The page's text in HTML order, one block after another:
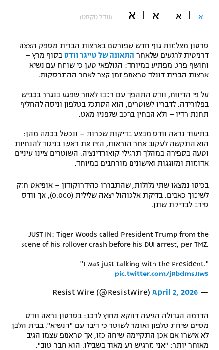
"מחצית בשכונה" – פודקאסט
משתתפים וזוכים בפרסים
תקנון משתתפים וזוכים בפרסים
תקנון עבור פעילות אלקטרה
טניס
גיימינג E-Sports
תנאי שימוש
מדיניות פרטיות
תקנון פעילות ספורט 1
רשיון להקרנה פומבית לבית עסק
לוח דרושים – ג'ובנט
המגזין
אופניים
ספורט מוטורי
כדורמים
פוטבול אמריקאי NFL
בייסבול MLB
ספורט אתגרי ואקסטרים
אומנויות לחימה
גיימינג E-Sports
א א א א (גודל טקסט)
סרטון מצלמות גוף חדש שפורסם בארצות הברית מספק הצצה
דרמטית לרגעים שלאחר התאונה של טייגר וודס בסוף מרץ –
וחושף פרט מפתיע במיוחד: הגולפאי טען כי שוחח עם נשיא
ארצות הברית דונלד טראמפ זמן קצר לאחר ההתרסקות.
על פי הדיווח, וודס התהפך עם רכבו לאחר שפגע בנגרר בכביש
בפלורידה. לדבריו לשוטרים, הוא הסתכל בטלפון וניסה להחליף
תחנת רדיו – ולא הבחין ברכב שלפניו מאט.
בתיעוד נראה וודס מבצע בדיקות שכרות – ונכשל בכמה מהן:
הוא התקשה לעקוב אחר הוראות, הזיז את ראשו בניגוד להנחיות
וטעה בספירה במהלך תרגילי קואורדינציה. השוטרים ציינו עיניים
אדומות ומזוגגות ואישונים מורחבים במיוחד.
בכיסו נמצאו שתי גלולות, שהתבררו כהידרוקודון – אופיאט חזק
לשיכוך כאבים. בדיקת אלכוהול יצאה שלילית (0.000), אך וודס
סירב לבדיקת שתן.
JUST IN: Tiger Woods called President Trump from the
scene of his rollover crash before his DUI arrest, per TMZ.
"I was just talking with the President."
pic.twitter.com/jRbdmsJIwS
— Resist Wire (@ResistWire)
April 2, 2026
הדרמה הגדולה הגיעה דווקא מחוץ לרכב: בסרטון נראה וודס
מסיים שיחת טלפון ואומר לשוטר כי דיבר עם "הנשיא". בבית הלבן
לא אישרו אם אכן התקיימה שיחה כזו, אך טראמפ עצמו הגיב
מאוחר יותר: "אני מרגיש רע מאוד בשבילו. הוא חבר טוב".